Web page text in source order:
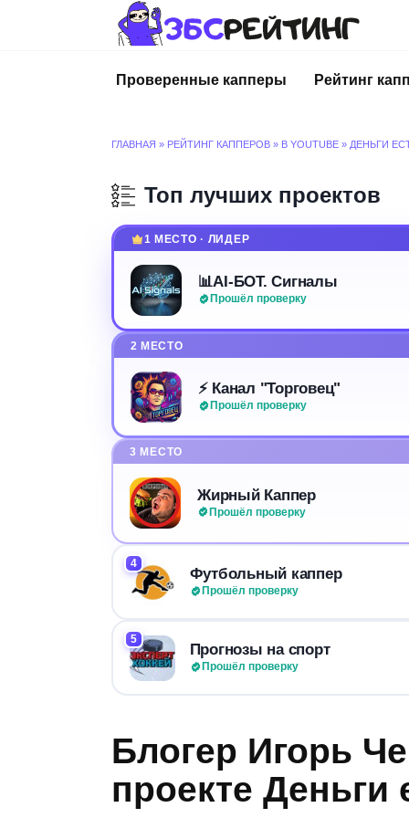
Проверенные капперы
Рейтинг
ГЛАВНАЯ » РЕЙТИНГ КАППЕРОВ » В YOUTUBE » ДЕНЬГИ
Топ лучших проектов
1 МЕСТО · ЛИДЕР
📊AI-БОТ. Сигналы
Прошёл проверку
2 МЕСТО
⚡️ Канал "Торговец"
Прошёл проверку
3 МЕСТО
Жирный Каппер
Прошёл проверку
4
Футбольный каппер
Прошёл проверку
5
Прогнозы на спорт
Прошёл проверку
Блогер Игорь
проекте Деньги